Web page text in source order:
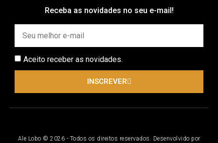
Receba as novidades no seu e-mail!
Aceito receber as novidades.
INSCREVER
Ale Lobo © 2026 - Todos os direitos reservados. Desenvolvido por